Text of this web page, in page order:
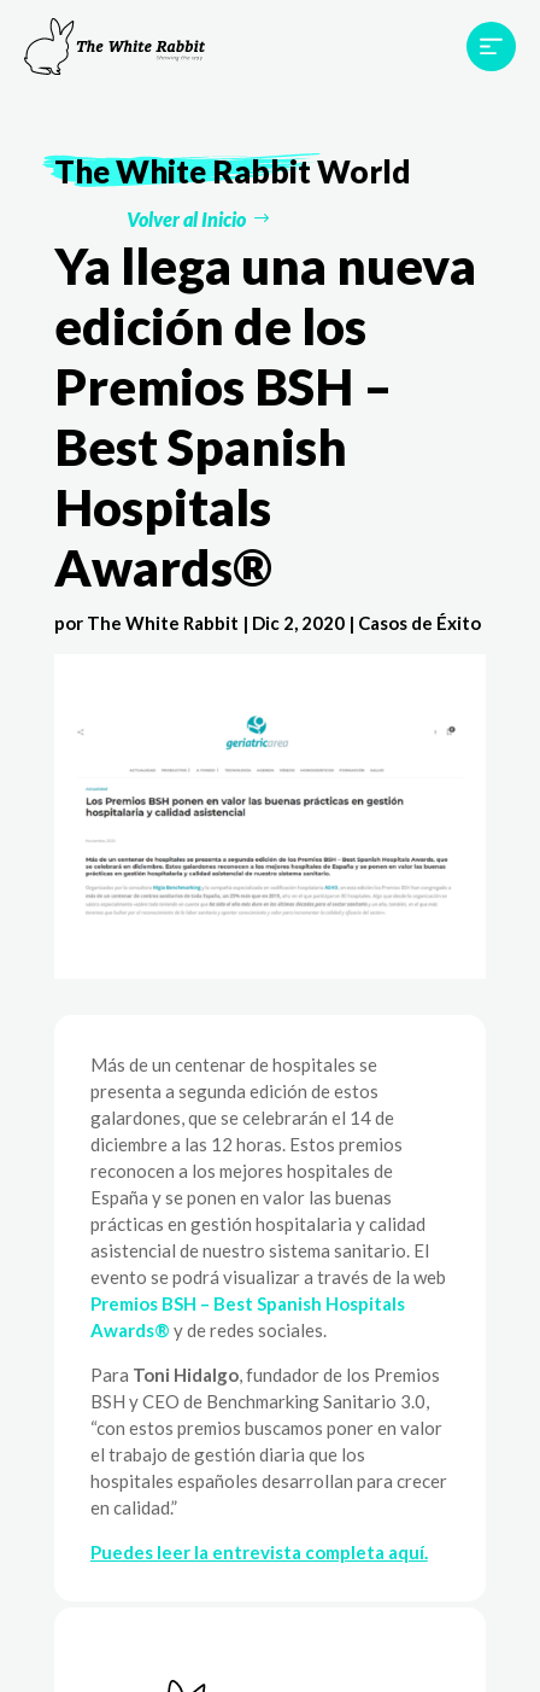
Proyectos
Testimonios
TWR World
The White RabbitWorld
Volver al Inicio
Ya llega una nueva
edición de los
Premios BSH –
Best Spanish
Hospitals
Awards®
por The White Rabbit | Dic 2, 2020| Casos de Éxito
Más de un centenar de hospitales se
presenta a segunda edición de estos
galardones, que se celebrarán el 14 de
diciembre a las 12 horas. Estos premios
reconocen a los mejores hospitales de
España y se ponen en valor las buenas
prácticas en gestión hospitalaria y calidad
asistencial de nuestro sistema sanitario. El
evento se podrá visualizar a través de la web
Premios BSH – Best Spanish Hospitals
Awards® y de redes sociales.
Para Toni Hidalgo, fundador de los Premios
BSH y CEO de Benchmarking Sanitario 3.0,
“con estos premios buscamos poner en valor
el trabajo de gestión diaria que los
hospitales españoles desarrollan para crecer
en calidad.”
Puedes leer la entrevista completa aquí.